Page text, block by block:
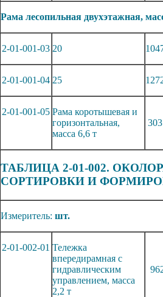
Рама лесопильная двухэтажная,
2-01-001-03 20
2-01-001-04 25
2-01-001-05 Рама коротышевая и
горизонтальная,
масса 6,6 т
ТАБЛИЦА 2-01-002.
СОРТИРОВКИ И
Измеритель: шт.
2-01-002-01 Тележка
впередирамная с
гидравлическим
управлением, масса
2,2 т